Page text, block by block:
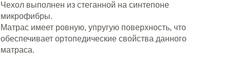
Чехол выполнен из стеганной на синтепоне
микрофибры.
Матрас имеет ровную, упругую поверхность, что
обеспечивает ортопедические свойства данного
матраса.